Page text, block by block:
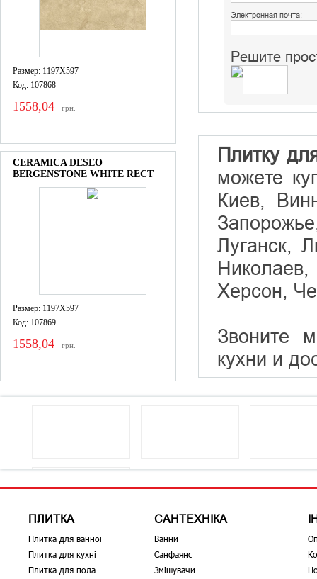
Размер: 1197X597
Код: 107868
1558,04 грн.
CERAMICA DESEO
BERGENSTONE WHITE RECT
Размер: 1197X597
Код: 107869
1558,04 грн.
Электронная почта:
Решите
Плитку
можете
Киев,
Луганск,
Херсон,
Звоните
кухни и
ПЛИТКА
Плитка для ванної
Плитка для кухні
Плитка для пола
САНТЕХНІКА
Ванни
Санфаянс
Змішувачи